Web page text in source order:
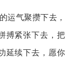
运气聚攒下去，
搏紧张下去，把
延续下去，愿你